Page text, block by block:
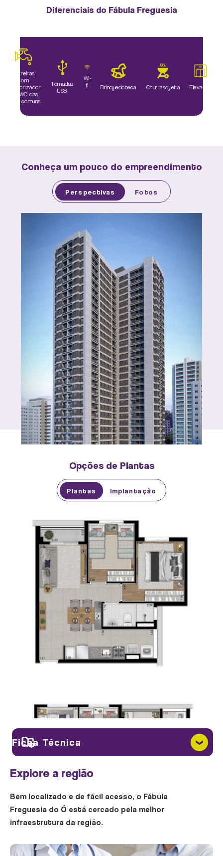
Diferenciais do Fábula Freguesia
Torneiras
com
temporizador
nos WC das
áreas comuns
Tomadas
USB
Wi-
fi
Brinquedoteca Churrasqueira Elevador
Conheça um pouco do empreendimento
Perspectivas Fotos
CHURRASQUEIRA
BRINQUEDOTECA
Opções de Plantas
Plantas Implantação
PLANTA 42M² - 2 DORM
Ficha Técnica
Gaaz Arquitetos
Claudia Albertini
Projeto paisagístico:
K+M Paisagismo
3.073m²
Explore a região
Bem localizado e de fácil acesso, o Fábula
Freguesia do Ó está cercado pela melhor
infraestrutura da região.